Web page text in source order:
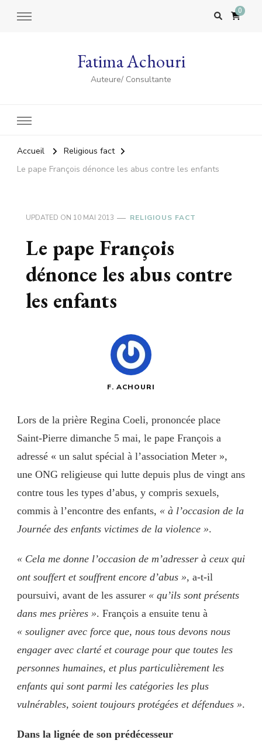
0
Fatima Achouri
Auteure/ Consultante
Accueil
Religious fact
Le pape François dénonce les abus contre les enfants
UPDATED ON 10 MAI 2013 RELIGIOUS FACT
Le pape François
dénonce les abus contre
les enfants
F. ACHOURI
Lors de la prière Regina Coeli, prononcée place
Saint-Pierre dimanche 5 mai, le pape François a
adressé « un salut spécial à l’association Meter »,
une ONG religieuse qui lutte depuis plus de vingt ans
contre tous les types d’abus, y compris sexuels,
commis à l’encontre des enfants, « à l’occasion de la
Journée des enfants victimes de la violence ».
« Cela me donne l’occasion de m’adresser à ceux qui
ont souffert et souffrent encore d’abus », a-t-il
poursuivi, avant de les assurer « qu’ils sont présents
dans mes prières ». François a ensuite tenu à
« souligner avec force que, nous tous devons nous
engager avec clarté et courage pour que toutes les
personnes humaines, et plus particulièrement les
enfants qui sont parmi les catégories les plus
vulnérables, soient toujours protégées et défendues ».
Dans la lignée de son prédécesseur